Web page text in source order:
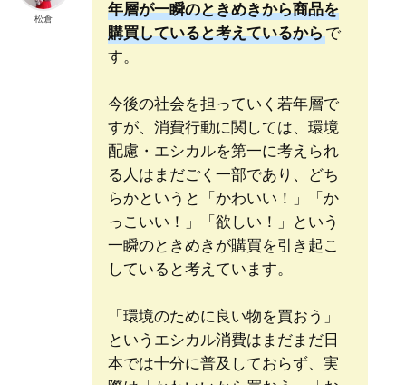
松倉
年層が一瞬のときめきから商品を
購買していると考えているからで
す。
今後の社会を担っていく若年層で
すが、消費行動に関しては、環境
配慮・エシカルを第一に考えられ
る人はまだごく一部であり、どち
らかというと「かわいい！」「か
っこいい！」「欲しい！」という
一瞬のときめきが購買を引き起こ
していると考えています。
「環境のために良い物を買おう」
というエシカル消費はまだまだ日
本では十分に普及しておらず、実